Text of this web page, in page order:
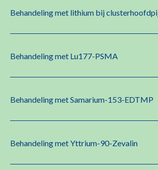
Behandeling met lithium bij
Behandeling met Lu177-PSMA
Behandeling met Samarium-153-EDTMP
Behandeling met Yttrium-90-Zevalin